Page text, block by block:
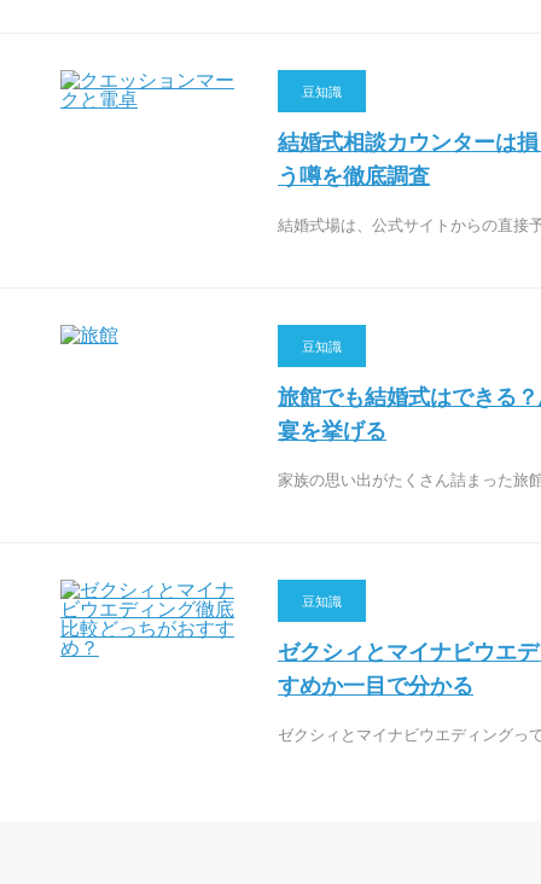
豆知識
結婚式相談カウンターは
う噂を徹底調査
結婚式場は、公式サイトからの直
豆知識
旅館でも結婚式はできる
宴を挙げる
家族の思い出がたくさん詰まった
豆知識
ゼクシィとマイナビウエ
すめか一目で分かる
ゼクシィとマイナビウエディング